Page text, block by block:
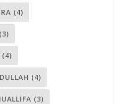
(4)
(3)
(4)
(4)
(3)